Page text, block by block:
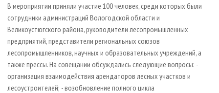
БИОЭНЕРГЕТИКА
ЦБП
ИНСТРУМЕНТ И МАТЕРИАЛЫ
RUSSIAN FORESTRY REVIEW
ГАЗЕТА ЛЕСПРОМФОРУМ
БИБЛИОТЕКА СПЕЦИАЛИСТА
В мероприятии приняли участие 100 человек, среди которых были
сотрудники администраций Вологодской области и
Великоустюгского района, руководители лесопромышленных
предприятий, представители региональных союзов
лесопромышленников, научных и образовательных учреждений, а
также прессы. На совещании обсуждались следующие вопросы: -
организация взаимодействия арендаторов лесных участков и
лесоустроителей; - возобновление полного цикла